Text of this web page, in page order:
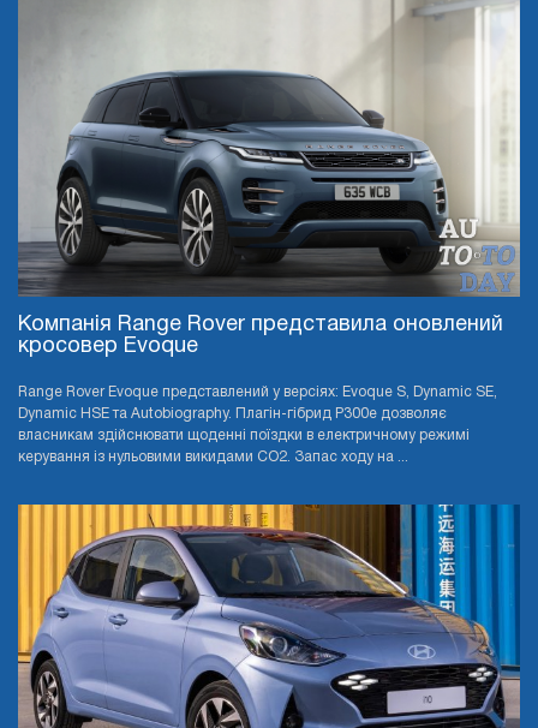
Компанія Range Rover представила оновлений
кросовер Evoque
Range Rover Evoque представлений у версіях: Evoque S, Dynamic SE,
Dynamic HSE та Autobiography. Плагін-гібрид P300e дозволяє
власникам здійснювати щоденні поїздки в електричному режимі
керування із нульовими викидами CO2. Запас ходу на ...